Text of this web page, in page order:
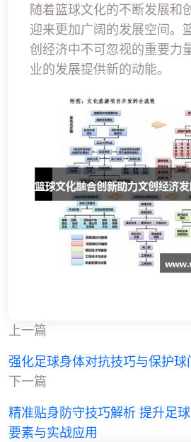
随着篮球文化的不断发展和
迎来更加广阔的发展空间。
创经济中不可忽视的重要力
业的发展提供新的动能。
上一篇
强化足球身体对抗技巧与保护
下一篇
精准贴身防守技巧解析 提升足
要素与实战应用